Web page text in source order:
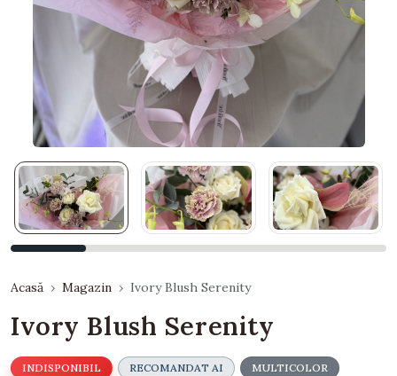
Acasă Magazin Ivory Blush Serenity
Ivory Blush Serenity
INDISPONIBIL RECOMANDAT AI MULTICOLOR